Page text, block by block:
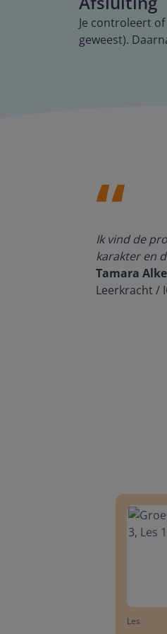
Je controleert
geweest).
Ik vind de
karakter en
Tamara
Leerkracht /
Les